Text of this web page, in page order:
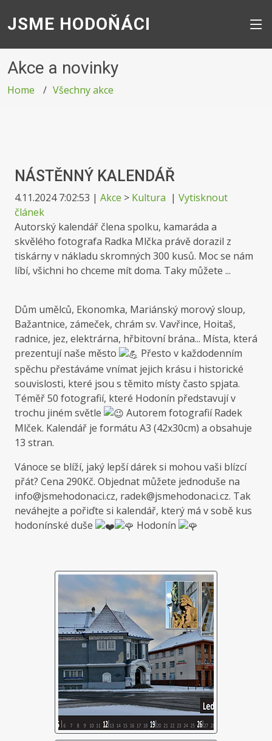
JSME HODOŇÁCI
Akce a novinky
Home Všechny akce
NÁSTĚNNÝ KALENDÁŘ
4.11.2024 7:02:53 | Akce > Kultura | Vytisknout
článek
Autorský kalendář člena spolku, kamaráda a
skvělého fotografa Radka Mlčka právě dorazil z
tiskárny v nákladu skromných 300 kusů. Moc se nám
líbí, všichni ho chceme mít doma. Taky můžete ...
Dům umělců, Ekonomka, Mariánský morový sloup,
Bažantnice, zámeček, chrám sv. Vavřince, Hoitaš,
radnice, jez, elektrárna, hřbitovní brána... Místa, která
prezentují naše město
Přesto v každodenním
spěchu přestáváme vnímat jejich krásu i historické
souvislosti, které jsou s těmito místy často spjata.
Téměř 50 fotografií, které Hodonín představují v
trochu jiném světle
Autorem fotografií Radek
Mlček. Kalendář je formátu A3 (42x30cm) a obsahuje
13 stran.
Vánoce se blíží, jaký lepší dárek si mohou vaši blízcí
přát? Cena 290Kč. Objednat můžete jednoduše na
info@jsmehodonaci.cz, radek@jsmehodonaci.cz. Tak
neváhejte a pořiďte si kalendář, který má v sobě kus
hodonínské duše
Hodonín